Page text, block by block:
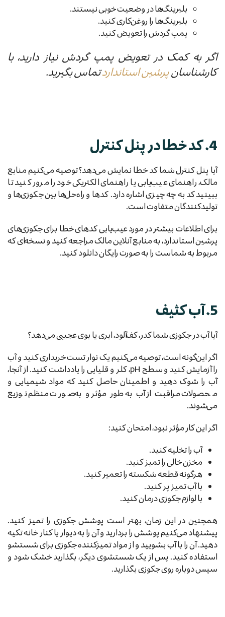
بلبرینگ‌ها در وضعیت خوبی نیستند.
بلبرینگ‌ها را روغن‌کاری کنید.
پمپ گردش را تعویض کنید.
اگر به کمک در تعویض پمپ گردش نیاز دارید، با
کارشناسانپرشین استانداردتماس بگیرید.
4. کد خطا در پنل کنترل
آیا پنل کنترل شما کد خطا نمایش می‌دهد؟ توصیه می‌کنیم منابع
مالک، راهنمای عیب‌یابی یا راهنمای الکتریکی خود را مرور کنید تا
ببینید کد به چه چیزی اشاره دارد. کدها و راه‌حل‌ها بین جکوزی‌ها و
تولیدکنندگان متفاوت است.
برای اطلاعات بیشتر در مورد عیب‌یابی کدهای خطا برای جکوزی‌های
پرشین استاندارد، به منابع آنلاین مالک مراجعه کنید و نسخه‌ای که
مربوط به شماست را به صورت رایگان دانلود کنید.
5. آب کثیف
آیا آب در جکوزی شما کدر، کف‌آلود، ابری یا بوی عجیبی می‌دهد؟
اگر این‌گونه است، توصیه می‌کنیم یک نوار تست خریداری کنید و آب
را آزمایش کنید و سطح pH، کلر و قلیایی را یادداشت کنید. از آنجا،
آب را شوک دهید و اطمینان حاصل کنید که مواد شیمیایی و
محصولات مراقبت از آب به‌طور مؤثر و به‌صورت منظم توزیع
می‌شوند.
اگر این کار مؤثر نبود، امتحان کنید:
آب را تخلیه کنید.
مخزن خالی را تمیز کنید.
هرگونه قطعه شکسته را تعمیر کنید.
با آب تمیز پر کنید.
با لوازم جکوزی درمان کنید.
همچنین در این زمان، بهتر است پوشش جکوزی را تمیز کنید.
پیشنهاد می‌کنیم پوشش را بردارید و آن را به دیوار یا کنار خانه تکیه
دهید. آن را با آب بشویید و از مواد تمیزکننده جکوزی برای شستشو
استفاده کنید. پس از یک شستشوی دیگر، بگذارید خشک شود و
سپس دوباره روی جکوزی بگذارید.